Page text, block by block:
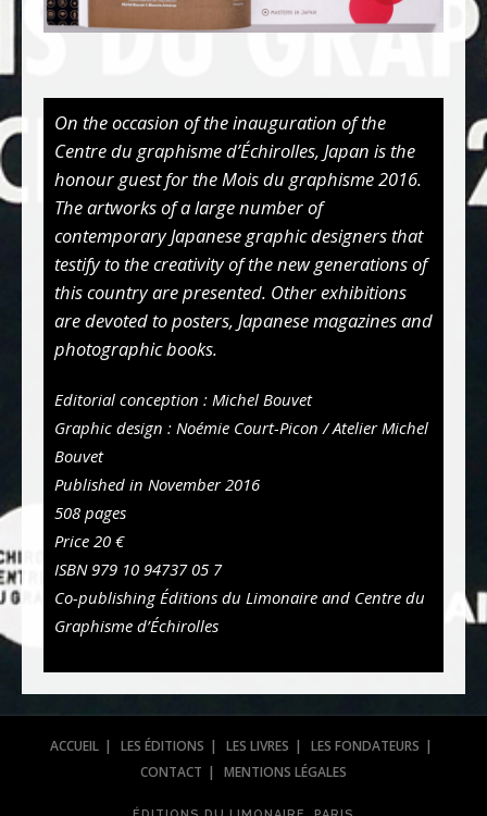
On the occasion of the inauguration of the
Centre du graphisme d’Échirolles, Japan is the
honour guest for the Mois du graphisme 2016.
The artworks of a large number of
contemporary Japanese graphic designers that
testify to the creativity of the new generations of
this country are presented. Other exhibitions
are devoted to posters, Japanese magazines and
photographic books.
Editorial conception : Michel Bouvet
Graphic design : Noémie Court-Picon / Atelier Michel
Bouvet
Published in November 2016
508 pages
Price 20 €
ISBN 979 10 94737 05 7
Co-publishing Éditions du Limonaire and Centre du
Graphisme d’Échirolles
ACCUEIL LES ÉDITIONS LES LIVRES
LES FONDATEURS
CONTACT
MENTIONS LÉGALES